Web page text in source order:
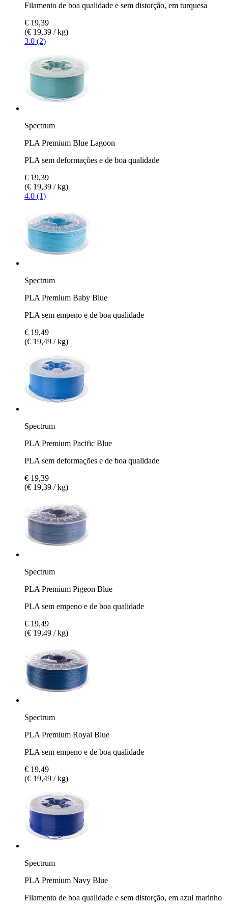
Filamento de boa qualidade e sem distorção, em turquesa
€ 19,39
(€ 19,39 / kg)
3.0 (2)
Spectrum
PLA Premium Blue Lagoon
PLA sem deformações e de boa qualidade
€ 19,39
(€ 19,39 / kg)
4.0 (1)
Spectrum
PLA Premium Baby Blue
PLA sem empeno e de boa qualidade
€ 19,49
(€ 19,49 / kg)
Spectrum
PLA Premium Pacific Blue
PLA sem deformações e de boa qualidade
€ 19,39
(€ 19,39 / kg)
Spectrum
PLA Premium Pigeon Blue
PLA sem empeno e de boa qualidade
€ 19,49
(€ 19,49 / kg)
Spectrum
PLA Premium Royal Blue
PLA sem empeno e de boa qualidade
€ 19,49
(€ 19,49 / kg)
Spectrum
PLA Premium Navy Blue
Filamento de boa qualidade e sem distorção, em azul marinho